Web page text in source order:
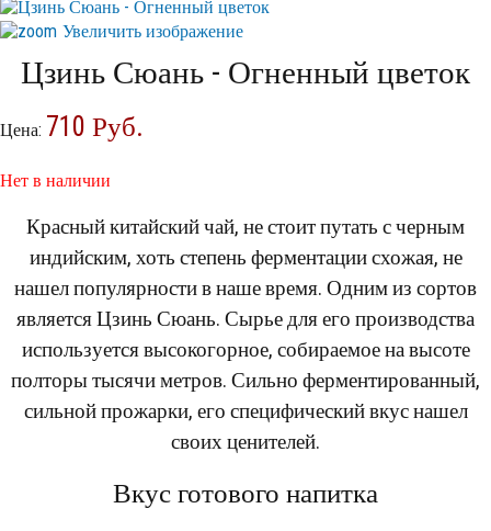
Увеличить изображение
Цзинь Сюань - Огненный цветок
Цена: 710 Руб.
Нет в наличии
Красный китайский чай, не стоит путать с черным
индийским, хоть степень ферментации схожая, не
нашел популярности в наше время. Одним из сортов
является Цзинь Сюань. Сырье для его производства
используется высокогорное, собираемое на высоте
полторы тысячи метров. Сильно ферментированный,
сильной прожарки, его специфический вкус нашел
своих ценителей.
Вкус готового напитка